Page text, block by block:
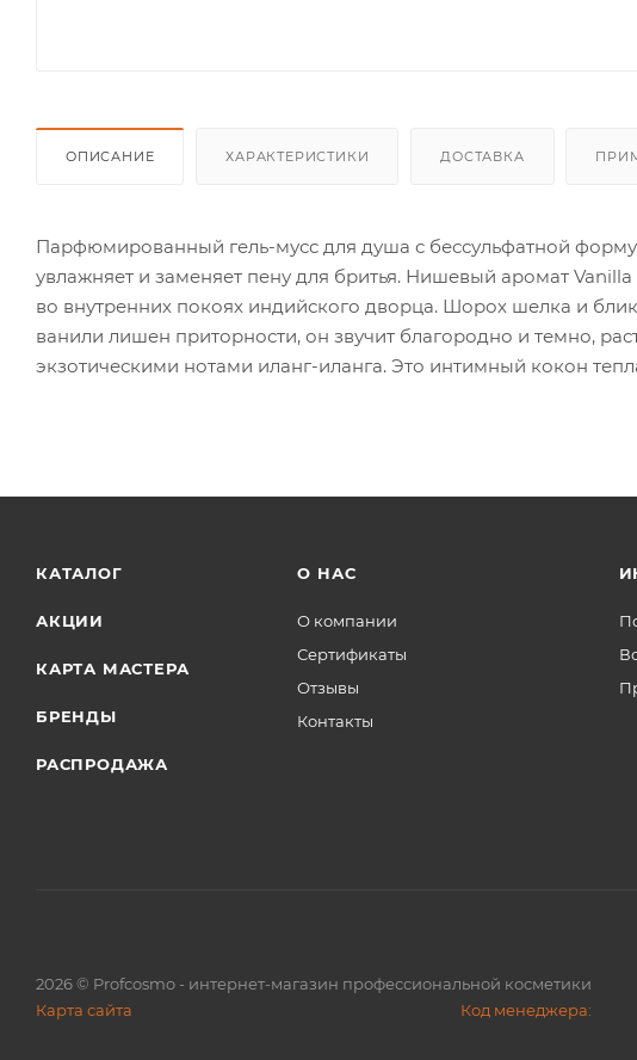
ОПИСАНИЕ ХАРАКТЕРИСТИКИ ДОСТАВКА
Парфюмированный гель-мусс для душа с бессульфатной
увлажняет и заменяет пену для бритья. Нишевый аромат
во внутренних покоях индийского дворца. Шорох шелка и
ванили лишен приторности, он звучит благородно и темно,
экзотическими нотами иланг-иланга. Это интимный кокон
КАТАЛОГ
АКЦИИ
КАРТА МАСТЕРА
БРЕНДЫ
РАСПРОДАЖА
О НАС
О компании
Сертификаты
Отзывы
Контакты
2026© Profcosmo - интернет-магазин профессиональной косметики
Карта сайта
Код менеджера: